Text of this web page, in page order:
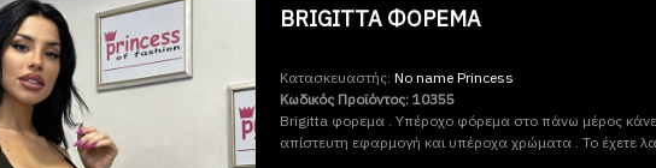
BRIGITTA ΦΟΡΕΜΑ
Κατασκευαστής:No name Princess
Κωδικός Προϊόντος:10355
Brigitta φορεμα . Υπέροχο φόρεμα στο πάνω μέρος κάνει
απίστευτη εφαρμογή και υπέροχα χρώματα . Το έχετε